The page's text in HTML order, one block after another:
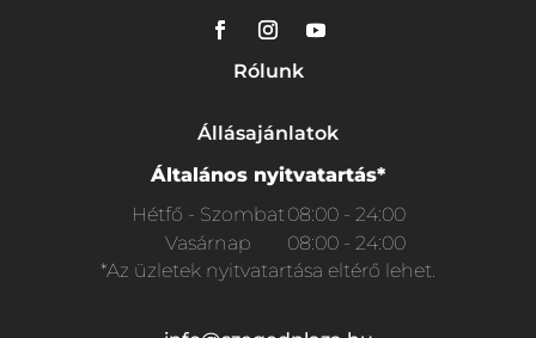
Rólunk
Állásajánlatok
Általános nyitvatartás*
Hétfő - Szombat08:00 - 24:00
Vasárnap
08:00 - 24:00
*Az üzletek nyitvatartása eltérő lehet.